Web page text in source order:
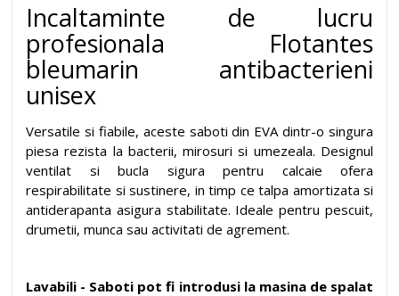
Incaltaminte de lucru
profesionala Flotantes
bleumarin antibacterieni
unisex
Versatile si fiabile, aceste saboti din EVA dintr-o singura
piesa rezista la bacterii, mirosuri si umezeala. Designul
ventilat si bucla sigura pentru calcaie ofera
respirabilitate si sustinere, in timp ce talpa amortizata si
antiderapanta asigura stabilitate. Ideale pentru pescuit,
drumetii, munca sau activitati de agrement.
Lavabili - Saboti pot fi introdusi la masina de spalat